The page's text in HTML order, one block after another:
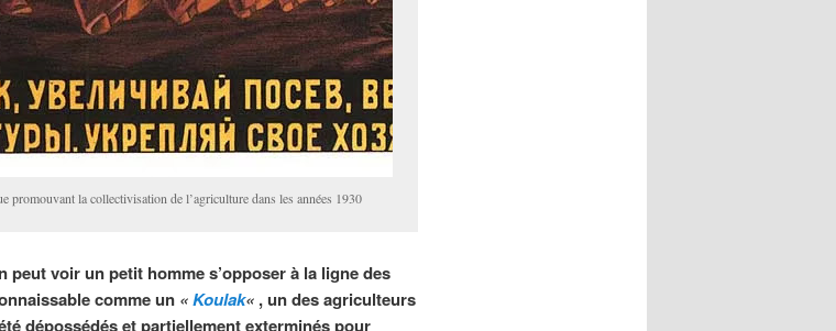
promouvant la collectivisation de l’agriculture dans les années 1930
peut voir un petit homme s’opposer à la ligne des
comme un«Koulak« , un des agriculteurs
dépossédés et partiellement exterminés pour